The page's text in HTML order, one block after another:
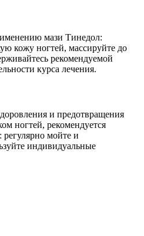
мази Тинедол:
кожу ногтей, массируйте до
рекомендуемой
курса лечения.
и предотвращения
ногтей, рекомендуется
мойте и
индивидуальные